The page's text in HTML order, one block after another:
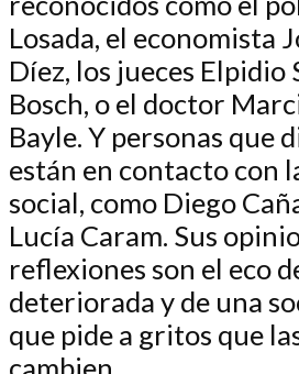
Losada, el economista
Díez, los jueces Elpidio
Bosch, o el doctor
Bayle. Y personas que
están en contacto con
social, como Diego
Lucía Caram. Sus
reflexiones son el eco
deteriorada y de una
que pide a gritos que